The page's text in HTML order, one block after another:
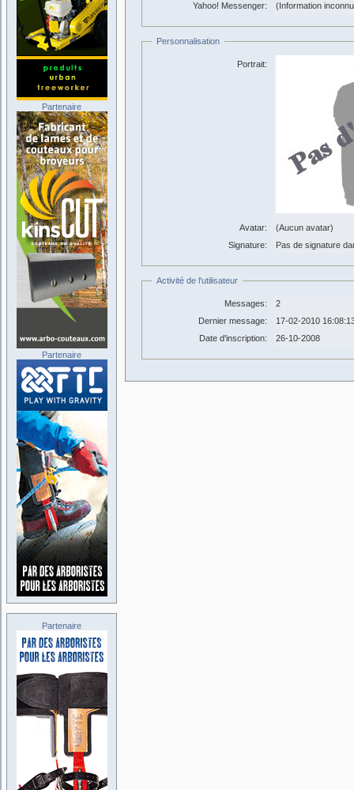
Yahoo! Messenger:
(Information
Personnalisation
Portrait:
Avatar:
(Aucun avatar)
Signature:
Pas de signature
Activité de l'utilisateur
Messages:
2
Dernier message:
17-02-2010
Date d'inscription:
26-10-2008
Partenaire
Partenaire
Partenaire